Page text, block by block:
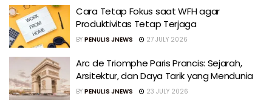
Cara Tetap Fokus saat WFH agar
Produktivitas Tetap Terjaga
BY PENULIS JNEWS 27 JULY 2026
Arc de Triomphe Paris Prancis: Sejarah,
Arsitektur, dan Daya Tarik yang Mendunia
BY PENULIS JNEWS 23 JULY 2026